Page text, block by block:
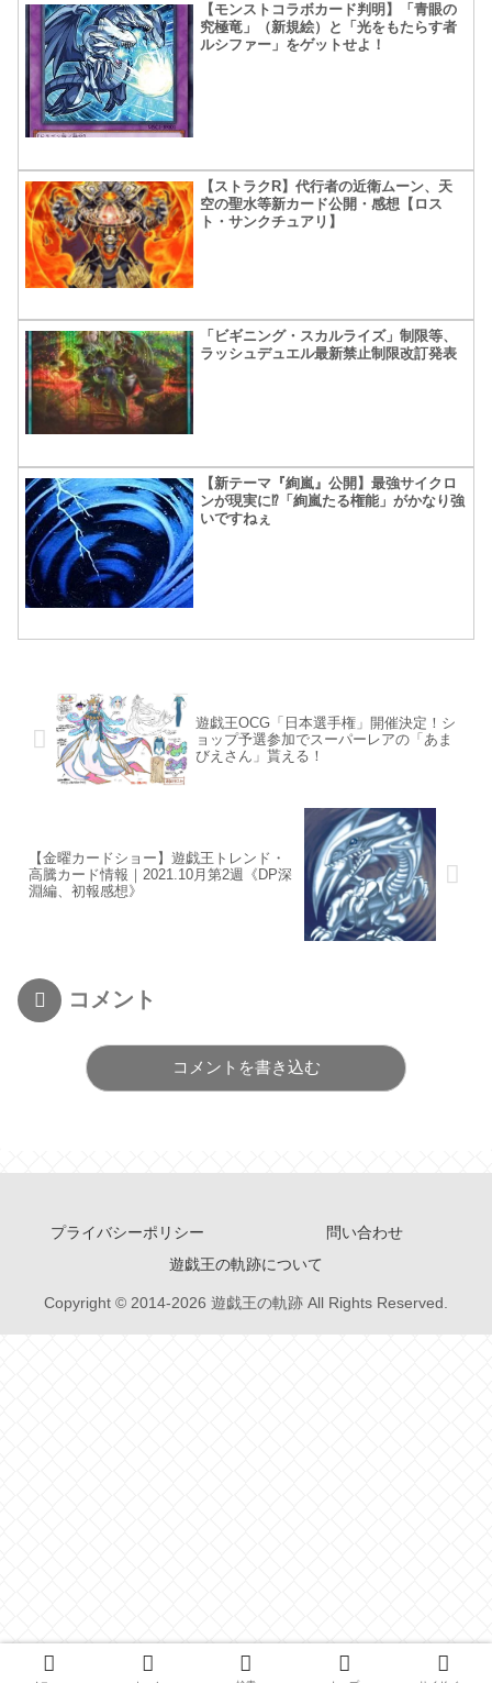
【モンストコラボカード判明】「青眼の
究極竜」（新規絵）と「光をもたらす者
ルシファー」をゲットせよ！
【ストラクR】代行者の近衛ムーン、天
空の聖水等新カード公開・感想【ロス
ト・サンクチュアリ】
「ビギニング・スカルライズ」制限等、
ラッシュデュエル最新禁止制限改訂発表
【新テーマ『絢嵐』公開】最強サイクロ
ンが現実に⁉「絢嵐たる権能」がかなり強
いですねぇ
遊戯王OCG「日本選手権」開催決定！シ
ョップ予選参加でスーパーレアの「あま
びえさん」貰える！
【金曜カードショー】遊戯王トレンド・
高騰カード情報｜2021.10月第2週《DP深
淵編、初報感想》
コメント
コメントを書き込む
プライバシーポリシー
問い合わせ
遊戯王の軌跡について
Copyright © 2014-2026 遊戯王の軌跡 All Rights Reserved.